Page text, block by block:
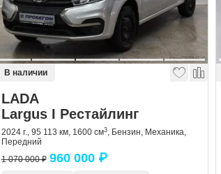
В наличии
LADA
Largus I Рестайлинг
2024 г., 95 113 км, 1600 см3, Бензин, Механика,
Передний
1 070 000 ₽ 960 000 ₽